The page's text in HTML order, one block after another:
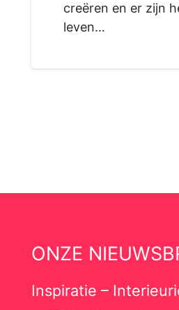
creëren en er zijn
leven…
ONZE
Inspiratie –